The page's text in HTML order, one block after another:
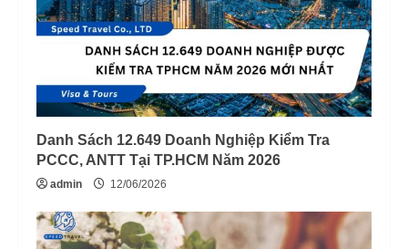
Danh Sách 12.649 Doanh Nghiệp Kiểm Tra
PCCC, ANTT Tại TP.HCM Năm 2026
admin 12/06/2026